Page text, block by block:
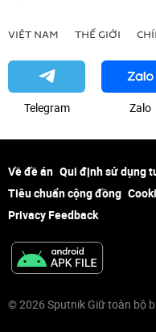
VIỆT NAM THẾ GIỚI
Telegram Zalo
Về đề án Qui định sử dụng
Tiêu chuẩn cộng đồng
Privacy Feedback
© 2026 Sputnik Giữ toàn bộ